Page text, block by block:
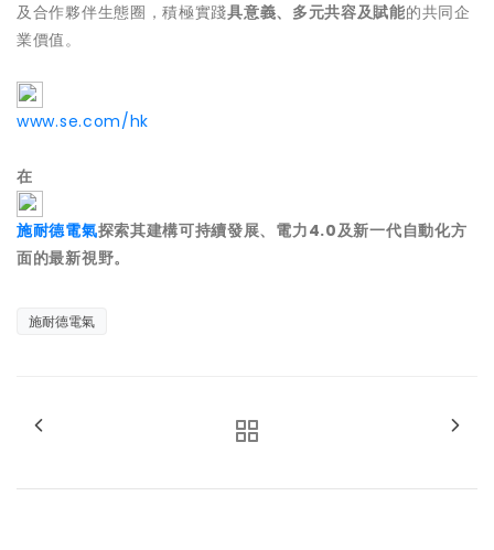
及合作夥伴生態圈，積極實踐具意義、多元共容及賦能的共同企
業價值。
www.se.com/hk
在
施耐德電氣探索其建構可持續發展、電力4.0及新一代自動化方
面的最新視野。
施耐德電氣